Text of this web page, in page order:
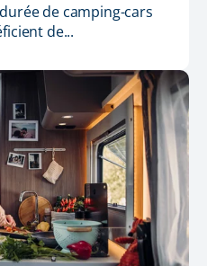
de camping-cars
de...